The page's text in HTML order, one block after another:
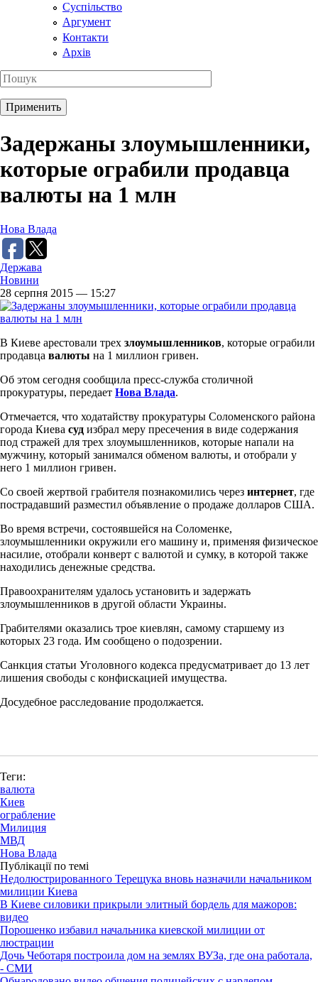
Суспільство
Аргумент
Контакти
Архів
Задержаны злоумышленники,
которые ограбили продавца
валюты на 1 млн
Нова Влада
Держава
Новини
28 серпня 2015 — 15:27
В Киеве арестовали трех злоумышленников, которые ограбили
продавца валюты на 1 миллион гривен.
Об этом сегодня сообщила пресс-служба столичной
прокуратуры, передает Нова Влада.
Отмечается, что ходатайству прокуратуры Соломенского района
города Киева суд избрал меру пресечения в виде содержания
под стражей для трех злоумышленников, которые напали на
мужчину, который занимался обменом валюты, и отобрали у
него 1 миллион гривен.
Со своей жертвой грабителя познакомились через интернет, где
пострадавший разместил объявление о продаже долларов США.
Во время встречи, состоявшейся на Соломенке,
злоумышленники окружили его машину и, применяя физическое
насилие, отобрали конверт с валютой и сумку, в которой также
находились денежные средства.
Правоохранителям удалось установить и задержать
злоумышленников в другой области Украины.
Грабителями оказались трое киевлян, самому старшему из
которых 23 года. Им сообщено о подозрении.
Санкция статьи Уголовного кодекса предусматривает до 13 лет
лишения свободы с конфискацией имущества.
Досудебное расследование продолжается.
Теги:
валюта
Киев
ограбление
Милиция
МВД
Нова Влада
Публікації по темі
Недолюстрированного Терещука вновь назначили начальником
милиции Киева
В Киеве силовики прикрыли элитный бордель для мажоров:
видео
Порошенко избавил начальника киевской милиции от
люстрации
Дочь Чеботаря построила дом на землях ВУЗа, где она работала,
- СМИ